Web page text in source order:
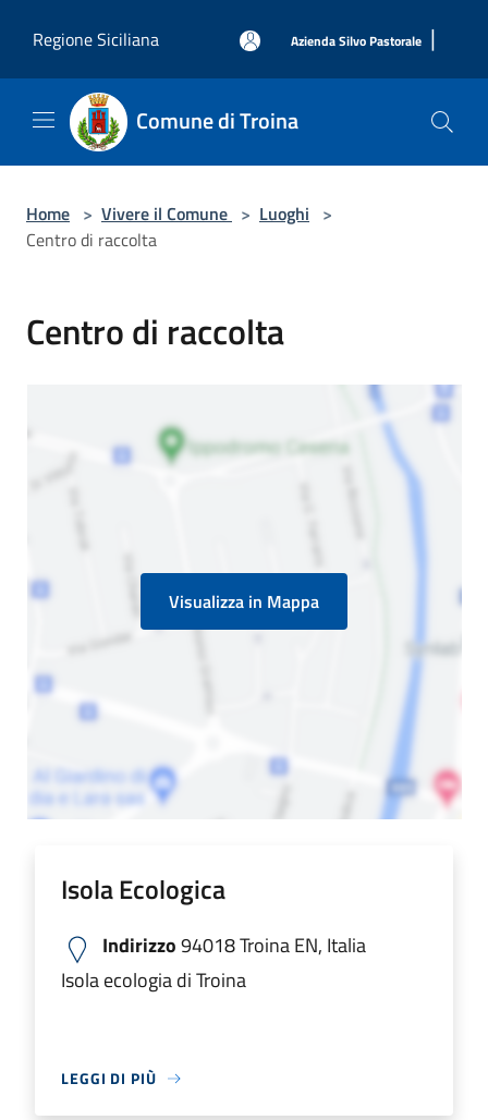
Regione Siciliana
Azienda Silvo Pastorale |
Comune di Troina
Home > Vivere il Comune > Luoghi >
Centro di raccolta
Centro di raccolta
Visualizza in Mappa
Isola Ecologica
Indirizzo94018 Troina EN, Italia
Isola ecologia di Troina
LEGGI DI PIÙ